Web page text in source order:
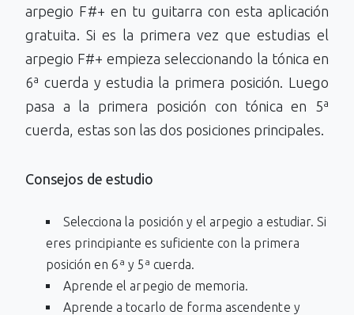
arpegio F#+ en tu guitarra con esta aplicación
gratuita. Si es la primera vez que estudias el
arpegio F#+ empieza seleccionando la tónica en
6ª cuerda y estudia la primera posición. Luego
pasa a la primera posición con tónica en 5ª
cuerda, estas son las dos posiciones principales.
Consejos de estudio
Selecciona la posición y el arpegio a estudiar. Si
eres principiante es suficiente con la primera
posición en 6ª y 5ª cuerda.
Aprende el arpegio de memoria.
Aprende a tocarlo de forma ascendente y